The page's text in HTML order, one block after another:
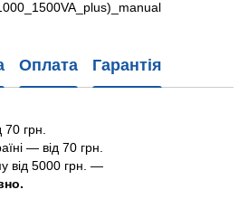
Оплата Гарантія
грн.
— від 70 грн.
від 5000 грн. —